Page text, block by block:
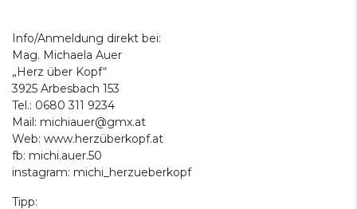
Info/Anmeldung direkt bei:
Mag. Michaela Auer
„Herz über Kopf“
3925 Arbesbach 153
Tel.: 0680 311 9234
Mail: michiauer@gmx.at
Web: www.herzüberkopf.at
fb: michi.auer.50
instagram: michi_herzueberkopf
Tipp: